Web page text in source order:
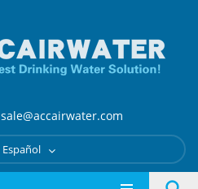
sale@accairwater.com
Español